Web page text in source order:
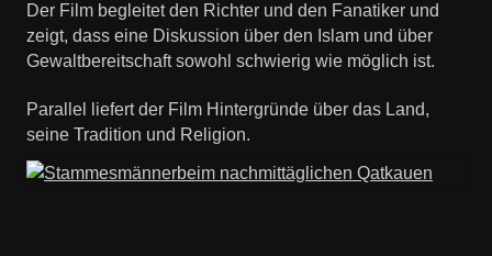
Der Film begleitet den Richter und den Fanatiker und
zeigt, dass eine Diskussion über den Islam und über
Gewaltbereitschaft sowohl schwierig wie möglich ist.
Parallel liefert der Film Hintergründe über das Land,
seine Tradition und Religion.